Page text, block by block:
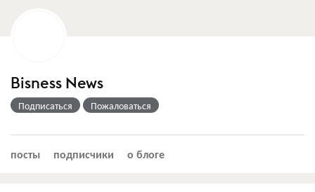
Bisness News
Подписаться Пожаловаться
посты подписчики о блоге